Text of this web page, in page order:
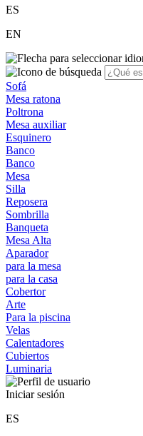
ES
EN
Sofá
Mesa ratona
Poltrona
Mesa auxiliar
Esquinero
Banco
Banco
Mesa
Silla
Reposera
Sombrilla
Banqueta
Mesa Alta
Aparador
para la mesa
para la casa
Cobertor
Arte
Para la piscina
Velas
Calentadores
Cubiertos
Luminaria
Iniciar sesión
ES